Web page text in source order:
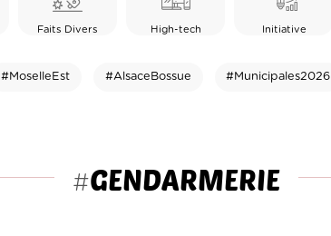
Faits Divers High-tech Initiative
#MoselleEst #AlsaceBossue #Municipales2026
#GENDARMERIE